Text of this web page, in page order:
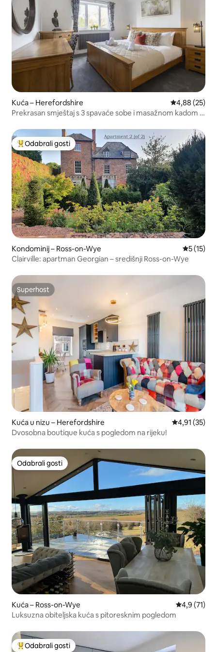
Kuća – Herefordshire Prosječna
4,88 (25)
Prekrasan smještaj s 3 spavaće sobe i masažnom kadom u
Među najviše rangiranima s oznakom „Odabrali gosti”
Odabrali gosti
Kondominij – Ross-on-Wye Prosječna
5 (15)
Clairville: apartman Georgian – središnji Ross-on-Wye
Superhost
Superhost
Kuća u nizu – Herefordshire Prosječna
4,91 (35)
Dvosobna boutique kuća s pogledom na rijeku!
Odabrali gosti
Odabrali gosti
Kuća – Ross-on-Wye Prosječna
4,9 (71)
Luksuzna obiteljska kuća s pitoresknim pogledom
Među najviše rangiranima s oznakom „Odabrali gosti”
Odabrali gosti